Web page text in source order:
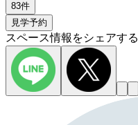
83件
見学予約
スペース情報をシェアする